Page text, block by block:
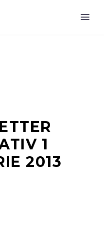
1
2013